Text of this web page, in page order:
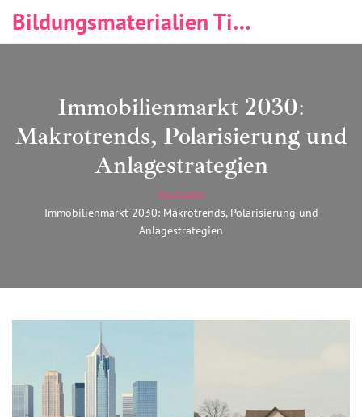
Bildungsmaterialien Tischlerei & Immobilien
Immobilienmarkt 2030:
Makrotrends, Polarisierung und
Anlagestrategien
Startseite
Immobilienmarkt 2030: Makrotrends, Polarisierung und
Anlagestrategien